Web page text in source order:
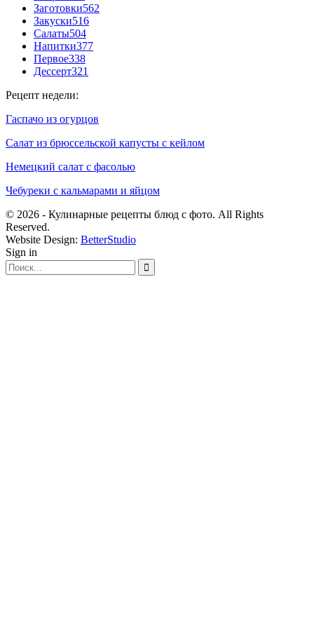
Заготовки562
Закуски516
Салаты504
Напитки377
Первое338
Дессерт321
Рецепт недели:
Гаспачо из огурцов
Салат из брюссельской капусты с кейлом
Немецкий салат с фасолью
Чебуреки с кальмарами и яйцом
© 2026 - Кулинарные рецепты блюд с фото. All Rights
Reserved.
Website Design: BetterStudio
Sign in